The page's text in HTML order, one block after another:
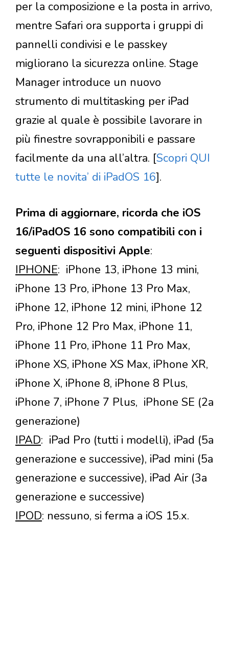
per la composizione e la posta in arrivo,
mentre Safari ora supporta i gruppi di
pannelli condivisi e le passkey
migliorano la sicurezza online. Stage
Manager introduce un nuovo
strumento di multitasking per iPad
grazie al quale è possibile lavorare in
più finestre sovrapponibili e passare
facilmente da una all’altra. [Scopri QUI
tutte le novita’ di iPadOS 16].
Prima di aggiornare, ricorda che iOS
16/iPadOS 16 sono compatibili con i
seguenti dispositivi Apple:
IPHONE: iPhone 13, iPhone 13 mini,
iPhone 13 Pro, iPhone 13 Pro Max,
iPhone 12, iPhone 12 mini, iPhone 12
Pro, iPhone 12 Pro Max, iPhone 11,
iPhone 11 Pro, iPhone 11 Pro Max,
iPhone XS, iPhone XS Max, iPhone XR,
iPhone X, iPhone 8, iPhone 8 Plus,
iPhone 7, iPhone 7 Plus, iPhone SE (2a
generazione)
IPAD: iPad Pro (tutti i modelli), iPad (5a
generazione e successive), iPad mini (5a
generazione e successive), iPad Air (3a
generazione e successive)
IPOD: nessuno, si ferma a iOS 15.x.